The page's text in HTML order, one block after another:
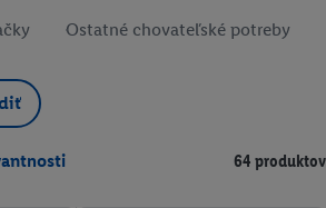
Ostatné chovateľské potreby
64 produktov